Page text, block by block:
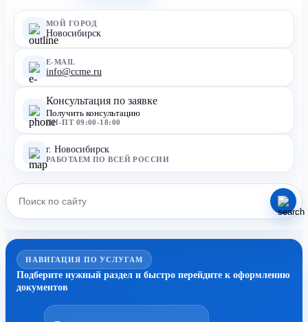
МОЙ ГОРОД
Новосибирск
E-MAIL
info@ccme.ru
Консультация по заявке
Получить консультацию
ПН-ПТ 09:00-18:00
г. Новосибирск
РАБОТАЕМ ПО ВСЕЙ РОССИИ
НАВИГАЦИЯ ПО УСЛУГАМ
Подберите нужный раздел и быстро перейдите к оформлению
документов